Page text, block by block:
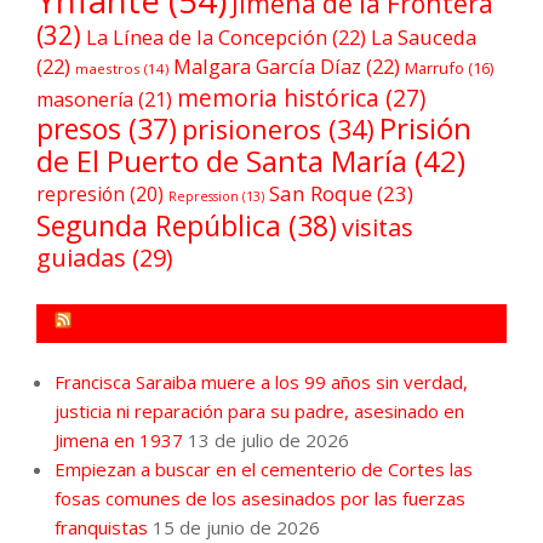
(32) La Línea de la Concepción(22) La Sauceda
(22) maestros (14) Malgara García Díaz (22) Marrufo (16)
masonería (21) memoria histórica (27)
presos (37) prisioneros (34) Prisión
de El Puerto de Santa María (42)
represión (20) Repression (13) San Roque(23)
Segunda República (38)visitas
guiadas (29)
Francisca Saraiba muere a los 99 años sin verdad,
justicia ni reparación para su padre, asesinado en
Jimena en 1937 13 de julio de 2026
Empiezan a buscar en el cementerio de Cortes las
fosas comunes de los asesinados por las fuerzas
franquistas 15 de junio de 2026